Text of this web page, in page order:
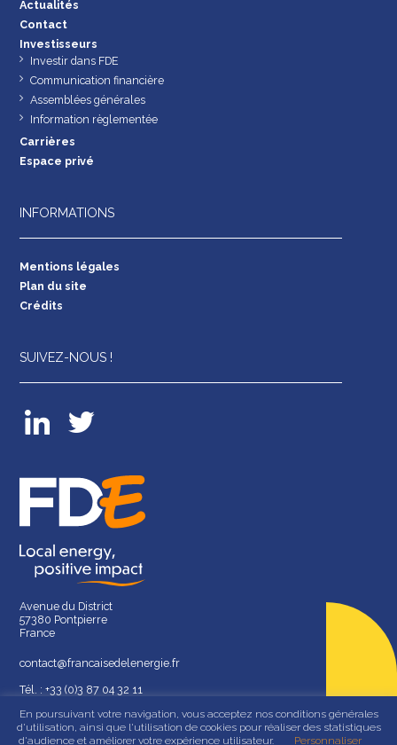
Actualités
Contact
Investisseurs
Investir dans FDE
Communication financière
Assemblées générales
Information règlementée
Carrières
Espace privé
INFORMATIONS
Mentions légales
Plan du site
Crédits
SUIVEZ-NOUS !
Avenue du District
57380 Pontpierre
France
contact@francaisedelenergie.fr
Tél. : +33 (0)3 87 04 32 11
En poursuivant votre navigation, vous acceptez nos conditions générales
d'utilisation, ainsi que l'utilisation de cookies pour réaliser des statistiques
d'audience et améliorer votre expérience utilisateur.
Personnaliser